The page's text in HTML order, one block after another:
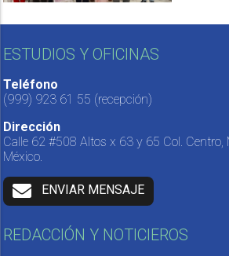
ESTUDIOS Y OFICINAS
Teléfono
(999) 923 61 55 (recepción)
Dirección
Calle 62 #508 Altos x 63 y 65 Col. Centro,
México.
ENVIAR MENSAJE
REDACCIÓN Y NOTICIEROS